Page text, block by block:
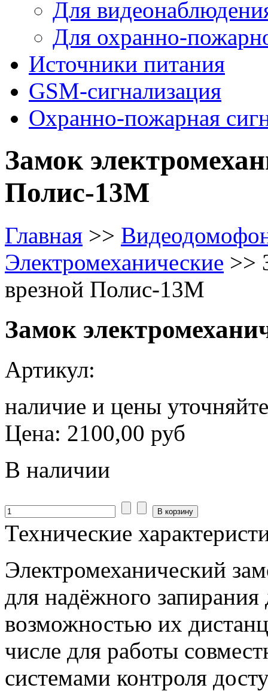
Для
Для охранно-
Источники питания
GSM-сигнализация
Охранно-пожарная
Замок
Полис-13М
Главная >>
Электромеханические >>
врезной Полис-13М
Замок
Артикул:
наличие и цены уточняйте
Цена: 2100,00 руб
В наличии
Технические
Электромеханический
для надёжного запирания
возможностью их
числе для работы
системами контроля